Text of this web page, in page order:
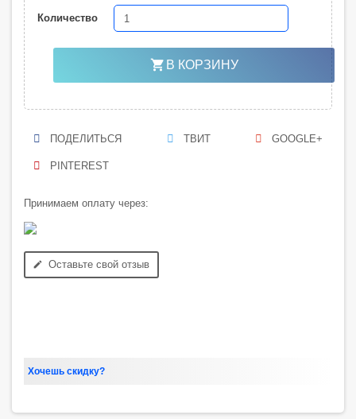
Количество
shopping_cart В КОРЗИНУ
ПОДЕЛИТЬСЯ ТВИТ GOOGLE+
PINTEREST
Принимаем оплату через:
edit Оставьте свой отзыв
Хочешь скидку?